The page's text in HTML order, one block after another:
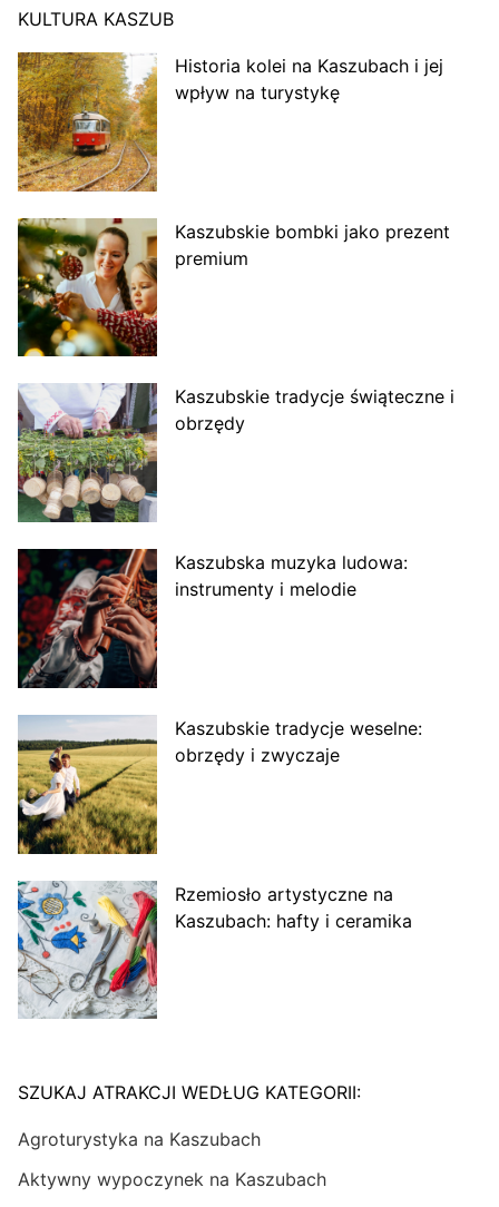
KULTURA KASZUB
Historia kolei na Kaszubach i jej
wpływ na turystykę
Kaszubskie bombki jako prezent
premium
Kaszubskie tradycje świąteczne i
obrzędy
Kaszubska muzyka ludowa:
instrumenty i melodie
Kaszubskie tradycje weselne:
obrzędy i zwyczaje
Rzemiosło artystyczne na
Kaszubach: hafty i ceramika
SZUKAJ ATRAKCJI WEDŁUG KATEGORII:
Agroturystyka na Kaszubach
Aktywny wypoczynek na Kaszubach